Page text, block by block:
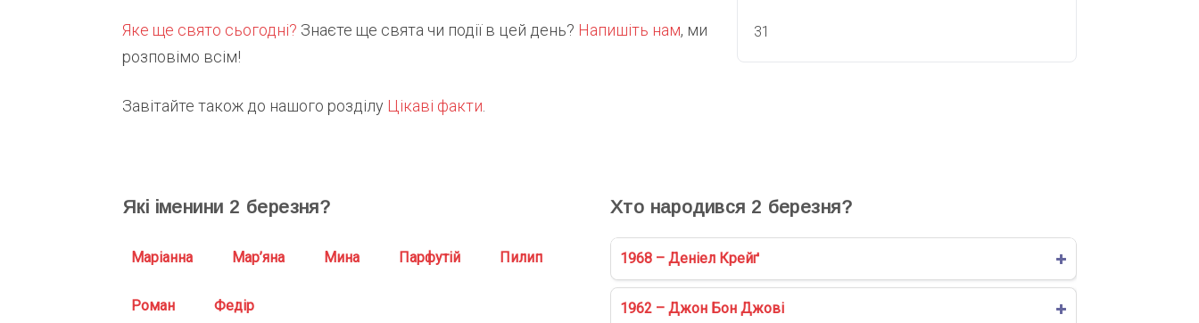
Яке ще свято сьогодні? Знаєте ще свята чи події в цей день? Напишіть нам, ми
розповімо всім!
Завітайте також до нашого розділу Цікаві факти
31
Які іменини 2 березня?
Маріанна Мар’яна Мина Парфутій Пилип
Роман Федір
Хто народився 2 березня?
1968 – Деніел Крейґ
1962 – Джон Бон Джові